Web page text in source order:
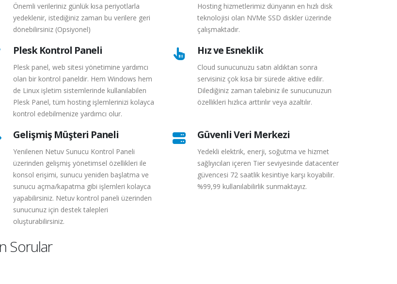
Önemli verileriniz günlük kısa periyotlarla
yedeklenir, istediğiniz zaman bu verilere geri
dönebilirsiniz (Opsiyonel)
Hosting hizmetlerimiz dünyanın en hızlı disk
teknolojisi olan NVMe SSD diskler üzerinde
çalışmaktadır.
Plesk Kontrol Paneli
Plesk panel, web sitesi yönetimine yardımcı
olan bir kontrol paneldir. Hem Windows hem
de Linux işletim sistemlerinde kullanılabilen
Plesk Panel, tüm hosting işlemlerinizi kolayca
kontrol edebilmenize yardımcı olur.
Hız ve Esneklik
Cloud sunucunuzu satın aldıktan sonra
servisiniz çok kısa bir sürede aktive edilir.
Dilediğiniz zaman talebiniz ile sunucunuzun
özellikleri hızlıca arttırılır veya azaltılır.
Gelişmiş Müşteri Paneli
Yenilenen Netuv Sunucu Kontrol Paneli
üzerinden gelişmiş yönetimsel özellikleri ile
konsol erişimi, sunucu yeniden başlatma ve
sunucu açma/kapatma gibi işlemleri kolayca
yapabilirsiniz. Netuv kontrol paneli üzerinden
sunucunuz için destek talepleri
oluşturabilirsiniz.
Güvenli Veri Merkezi
Yedekli elektrik, enerji, soğutma ve hizmet
sağlıyıcıları içeren Tier seviyesinde datacenter
güvencesi 72 saatlik kesintiye karşı koyabilir.
%99,99 kullanılabilirlik sunmaktayız.
Sorular